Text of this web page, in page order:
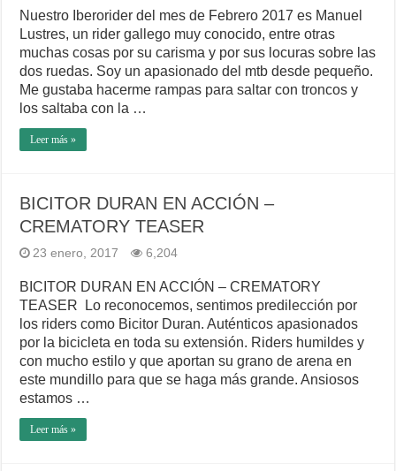
Nuestro Iberorider del mes de Febrero 2017 es Manuel
Lustres, un rider gallego muy conocido, entre otras
muchas cosas por su carisma y por sus locuras sobre las
dos ruedas. Soy un apasionado del mtb desde pequeño.
Me gustaba hacerme rampas para saltar con troncos y
los saltaba con la …
Leer más »
BICITOR DURAN EN ACCIÓN –
CREMATORY TEASER
23 enero, 2017 6,204
BICITOR DURAN EN ACCIÓN – CREMATORY
TEASER Lo reconocemos, sentimos predilección por
los riders como Bicitor Duran. Auténticos apasionados
por la bicicleta en toda su extensión. Riders humildes y
con mucho estilo y que aportan su grano de arena en
este mundillo para que se haga más grande. Ansiosos
estamos …
Leer más »